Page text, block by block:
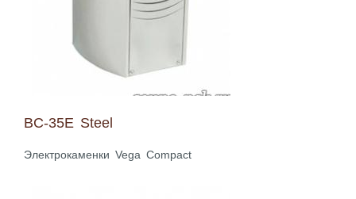
BC-35E Steel
Электрокаменки Vega Compact